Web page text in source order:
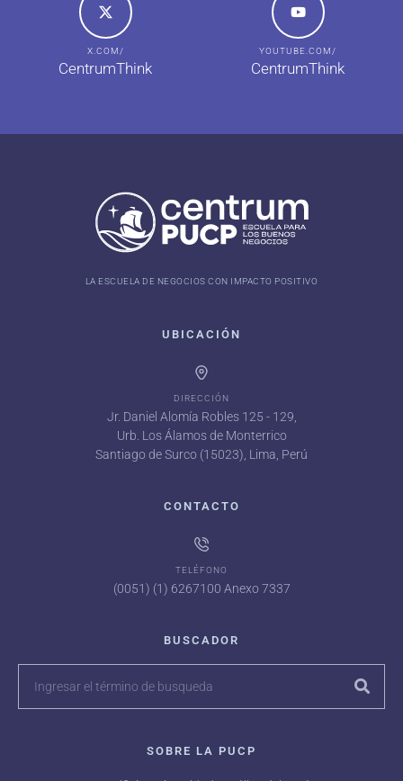
X.COM/
CentrumThink
YOUTUBE.COM/
CentrumThink
LA ESCUELA DE NEGOCIOS CON IMPACTO POSITIVO
UBICACIÓN
DIRECCIÓN
Jr. Daniel Alomía Robles 125 - 129,
Urb. Los Álamos de Monterrico
Santiago de Surco (15023), Lima, Perú
CONTACTO
TELÉFONO
(0051) (1) 6267100 Anexo 7337
BUSCADOR
SOBRE LA PUCP